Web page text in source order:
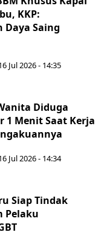
KKP:
Saing
Jul 2026 - 14:35
Diduga
1 Menit Saat Kerja
Jul 2026 - 14:34
Siap Tindak
Pelaku